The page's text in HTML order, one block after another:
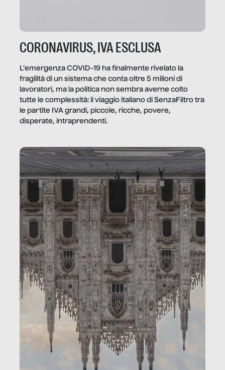
CORONAVIRUS, IVA ESCLUSA
L’emergenza COVID-19 ha finalmente rivelato la
fragilità di un sistema che conta oltre 5 milioni di
lavoratori, ma la politica non sembra averne colto
tutte le complessità: il viaggio italiano di SenzaFiltro tra
le partite IVA grandi, piccole, ricche, povere,
disperate, intraprendenti.